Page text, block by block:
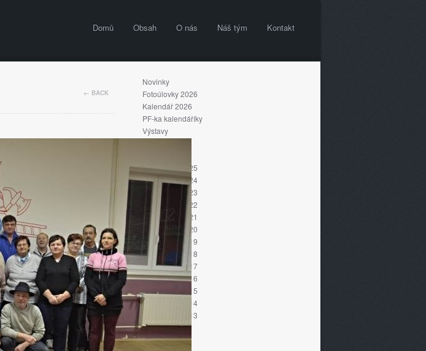
Domů Obsah O nás Náš tým Kontakt
Novinky
Fotoúlovky 2026
Kalendář 2026
PF-ka kalendáříky
Výstavy
Fotoúlovky 2025
Fotoúlovky 2024
Fotoúlovky 2023
Fotoúlovky 2022
Fotoúlovky 2021
Fotoúlovky 2020
Fotoúlovky 2019
Fotoúlovky 2018
Fotoúlovky 2017
Fotoúlovky 2016
Fotoúlovky 2015
Fotoúlovky 2014
Fotoúlovky 2013
Určovna hub
Kniha návštěv
← BACK